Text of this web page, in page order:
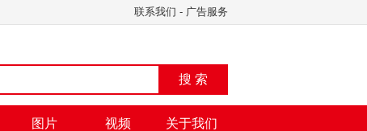
联系我们 - 广告服务
搜 索
图片 视频 关于我们